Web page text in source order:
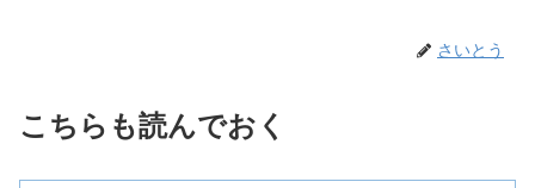
さいとう
こちらも読んでおく